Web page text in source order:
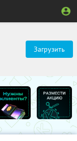
Загрузить